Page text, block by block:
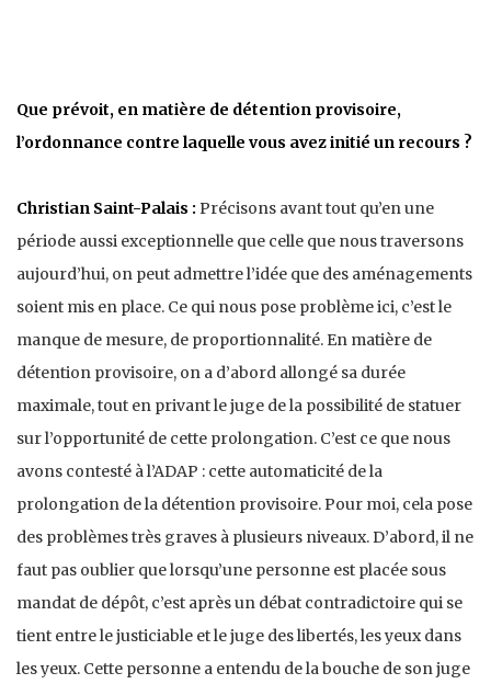
Que prévoit, en matière de détention provisoire,
l’ordonnance contre laquelle vous avez initié un recours ?
Christian Saint-Palais : Précisons avant tout qu’en une
période aussi exceptionnelle que celle que nous traversons
aujourd’hui, on peut admettre l’idée que des aménagements
soient mis en place. Ce qui nous pose problème ici, c’est le
manque de mesure, de proportionnalité. En matière de
détention provisoire, on a d’abord allongé sa durée
maximale, tout en privant le juge de la possibilité de statuer
sur l’opportunité de cette prolongation. C’est ce que nous
avons contesté à l’ADAP : cette automaticité de la
prolongation de la détention provisoire. Pour moi, cela pose
des problèmes très graves à plusieurs niveaux. D’abord, il ne
faut pas oublier que lorsqu’une personne est placée sous
mandat de dépôt, c’est après un débat contradictoire qui se
tient entre le justiciable et le juge des libertés, les yeux dans
les yeux. Cette personne a entendu de la bouche de son juge